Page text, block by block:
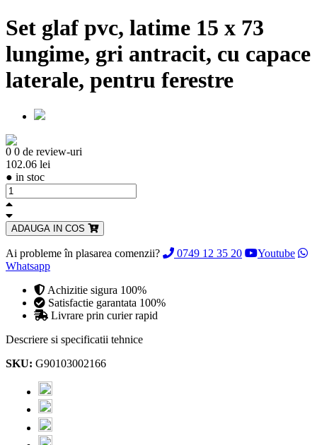
Set glaf pvc, latime 15 x 73
lungime, gri antracit, cu capace
laterale, pentru ferestre
0 0 de review-uri
102.06 lei
● in stoc
ADAUGA IN COS
Ai probleme în plasarea comenzii? 0749 12 35 20
Youtube
Whatsapp
Achizitie sigura 100%
Satisfactie garantata 100%
Livrare prin curier rapid
Descriere si specificatii tehnice
SKU: G90103002166